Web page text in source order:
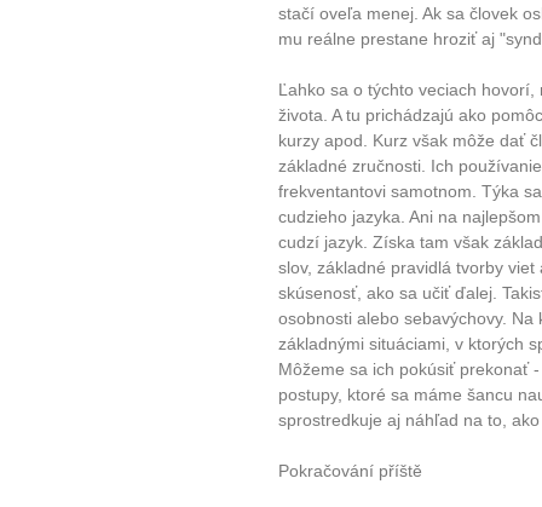
stačí oveľa menej. Ak sa človek
mu reálne prestane hroziť aj
Ľahko sa o týchto veciach
života. A tu prichádzajú ako
kurzy apod. Kurz však môže dať
základné zručnosti. Ich
frekventantovi samotnom. Týka
cudzieho jazyka. Ani na
cudzí jazyk. Získa tam však
slov, základné pravidlá tvorby
skúsenosť, ako sa učiť ďalej.
osobnosti alebo sebavýchovy.
základnými situáciami, v ktorých
Môžeme sa ich pokúsiť prekonať
postupy, ktoré sa máme šancu
sprostredkuje aj náhľad na to,
Pokračování příště